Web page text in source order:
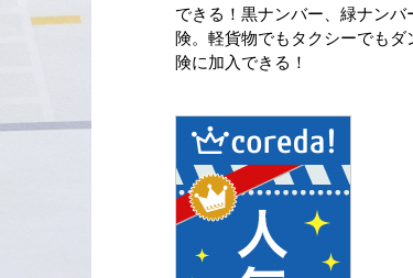
できる！黒ナンバー、緑ナンバ
険。軽貨物でもタクシーでもダ
険に加入できる！